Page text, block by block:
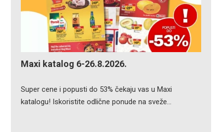
Maxi katalog 6-26.8.2026.
Super cene i popusti do 53% čekaju vas u Maxi
katalogu! Iskoristite odlične ponude na sveže…